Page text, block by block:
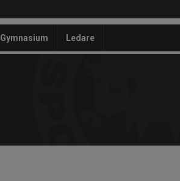
Gymnasium Ledare